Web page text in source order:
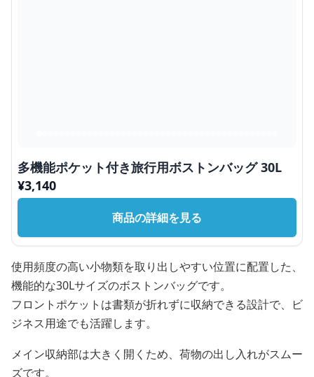
多機能ポケット付き旅行用ボストンバッグ 30L
¥3,140
商品の詳細を見る
使用頻度の高い小物類を取り出しやすい位置に配置した、
機能的な30Lサイズのボストンバッグです。
フロントポケットは書類が折れずに収納できる設計で、ビ
ジネス用途でも活躍します。
メイン収納部は大きく開くため、荷物の出し入れがスムー
ズです。